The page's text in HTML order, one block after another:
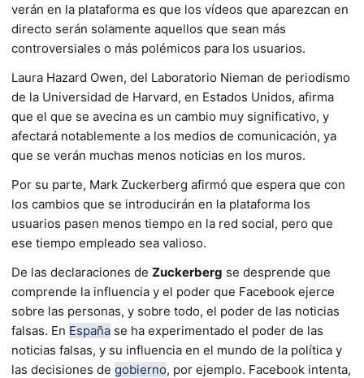
verán en la plataforma es que los vídeos que aparezcan en
directo serán solamente aquellos que sean más
controversiales o más polémicos para los usuarios.
Laura Hazard Owen, del Laboratorio Nieman de periodismo
de la Universidad de Harvard, en Estados Unidos, afirma
que el que se avecina es un cambio muy significativo, y
afectará notablemente a los medios de comunicación, ya
que se verán muchas menos noticias en los muros.
Por su parte, Mark Zuckerberg afirmó que espera que con
los cambios que se introducirán en la plataforma los
usuarios pasen menos tiempo en la red social, pero que
ese tiempo empleado sea valioso.
De las declaraciones de Zuckerberg se desprende que
comprende la influencia y el poder que Facebook ejerce
sobre las personas, y sobre todo, el poder de las noticias
falsas. En España se ha experimentado el poder de las
noticias falsas, y su influencia en el mundo de la política y
las decisiones de gobierno, por ejemplo. Facebook intenta,